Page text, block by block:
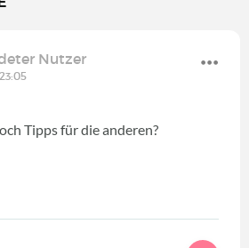
Nutzer
Tipps für die anderen?